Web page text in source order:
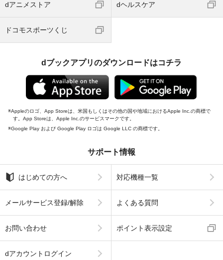
dアニメストア dヘルスケア
ドコモスポーツくじ
dブックアプリのダウンロードはコチラ
Appleのロゴ、App Storeは、米国もしくはその他の国や地域におけるApple Inc.の商標で
す。App Storeは、Apple Inc.のサービスマークです。
Google Play および Google Play ロゴは Google LLC の商標です。
サポート情報
はじめての方へ 対応機種一覧
メールサービス登録/解除 よくある質問
お問い合わせ ポイント表示設定
dアカウントログイン